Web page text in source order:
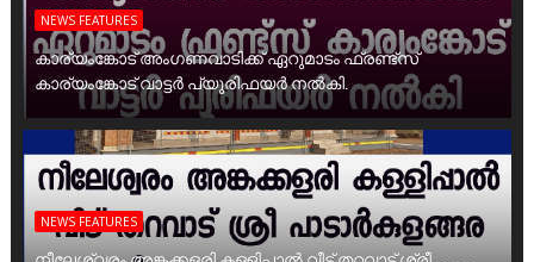
NEWS FEATURES
കാര്യംങ്കോട് അംഗണവാടിക്ക് ഏറുമാടം ഫ്രണ്ട്സ്
കാര്യംങ്കോട് വാട്ടർ പ്യൂരിഫയർ നൽകി.
NEWS FEATURES